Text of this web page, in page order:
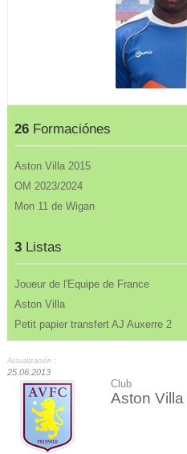
26 Formaciónes
Aston Villa 2015
OM 2023/2024
Mon 11 de Wigan
3 Listas
Joueur de l'Equipe de France
Aston Villa
Petit papier transfert AJ Auxerre 2
Actualización :
25.06.2013
Club
Aston Villa